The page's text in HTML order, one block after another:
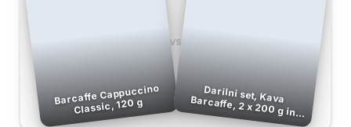
Barcaffe Cappuccino
Classic, 120 g
VS
Darilni set, Kava Barcaffe, 2 x 200 g in
skodelica